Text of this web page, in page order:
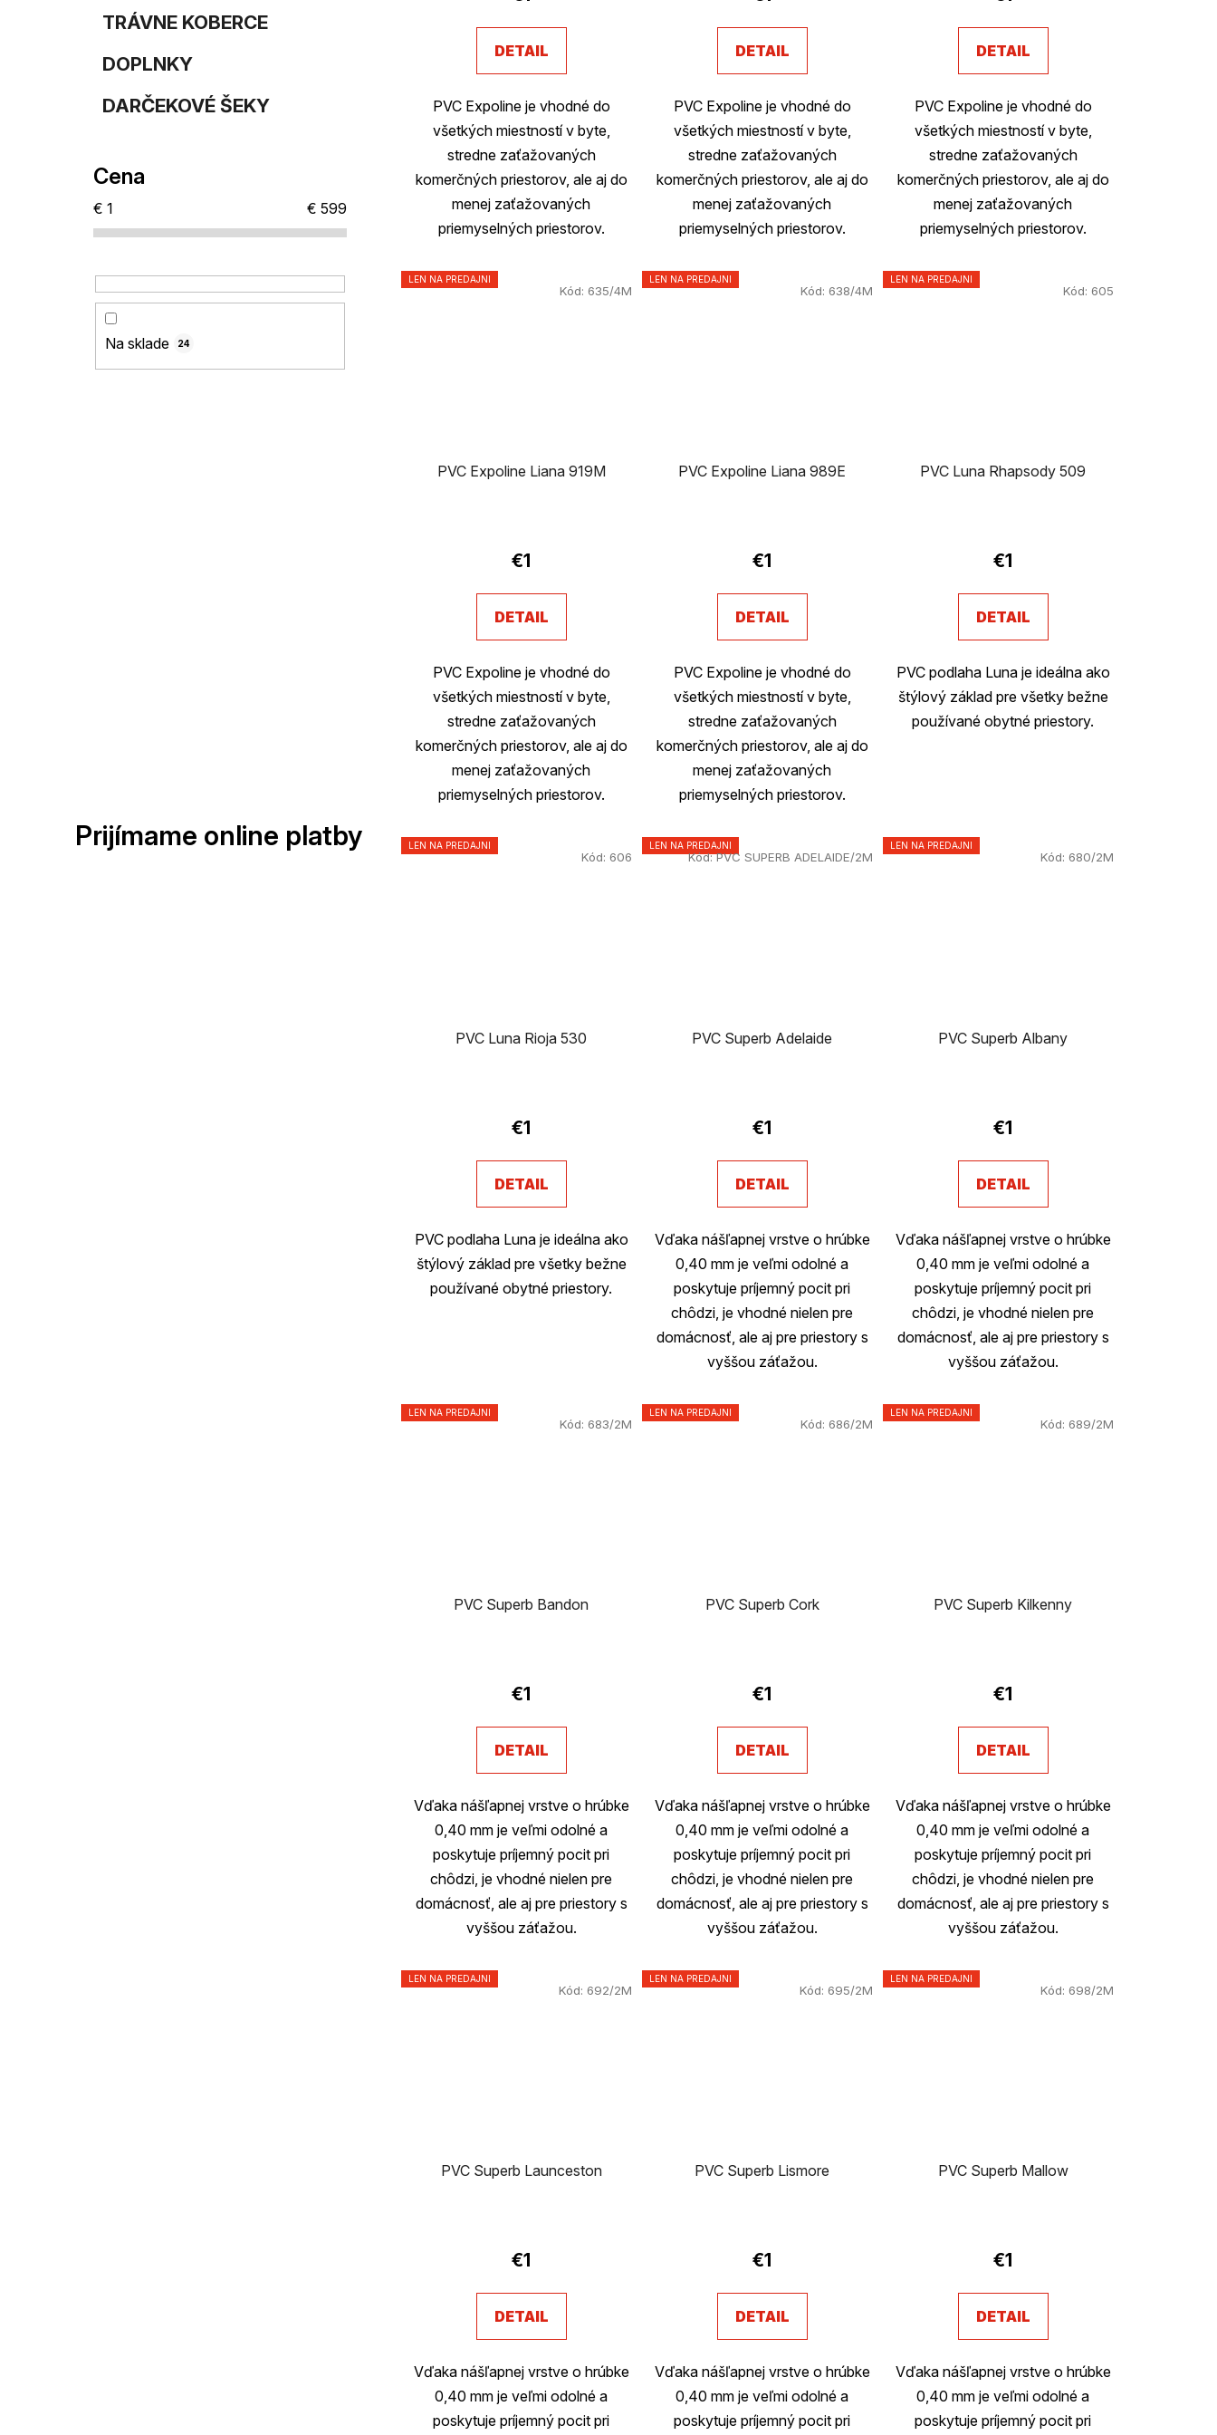
TRÁVNE KOBERCE
DOPLNKY
DARČEKOVÉ ŠEKY
Cena
€ 1 € 599
Na sklade 24
Prijímame online platby
t
o
v
v
DETAIL
PVC Expoline je vhodné do
všetkých miestností v byte,
stredne zaťažovaných
komerčných priestorov, ale aj do
menej zaťažovaných
priemyselných priestorov.
DETAIL
PVC Expoline je vhodné do
všetkých miestností v byte,
stredne zaťažovaných
komerčných priestorov, ale aj do
menej zaťažovaných
priemyselných priestorov.
DETAIL
PVC Expoline je vhodné do
všetkých miestností v byte,
stredne zaťažovaných
komerčných priestorov, ale aj do
menej zaťažovaných
priemyselných priestorov.
LEN NA PREDAJNI
PVC Expoline Liana 919M
hodnotenie
je
3,2
5
hviezdičiek.
€1
DETAIL
PVC Expoline je vhodné do
všetkých miestností v byte,
stredne zaťažovaných
komerčných priestorov, ale aj do
menej zaťažovaných
priemyselných priestorov.
Kód: 635/4M
LEN NA PREDAJNI
PVC Expoline Liana 989E
€1
DETAIL
PVC Expoline je vhodné do
všetkých miestností v byte,
stredne zaťažovaných
komerčných priestorov, ale aj do
menej zaťažovaných
priemyselných priestorov.
Kód: 638/4M
LEN NA PREDAJNI
PVC Luna Rhapsody 509
€1
DETAIL
PVC podlaha Luna je ideálna ako
štýlový základ pre všetky bežne
používané obytné priestory.
Kód: 605
LEN NA PREDAJNI
PVC Luna Rioja 530
€1
DETAIL
PVC podlaha Luna je ideálna ako
štýlový základ pre všetky bežne
používané obytné priestory.
Kód: 606
LEN NA PREDAJNI
PVC Superb Adelaide
€1
DETAIL
Vďaka nášľapnej vrstve o hrúbke
0,40 mm je veľmi odolné a
poskytuje príjemný pocit pri
chôdzi, je vhodné nielen pre
domácnosť, ale aj pre priestory s
vyššou záťažou.
Kód:PVC SUPERB ADELAIDE/2M
LEN NA PREDAJNI
PVC Superb Albany
€1
DETAIL
Vďaka nášľapnej vrstve o hrúbke
0,40 mm je veľmi odolné a
poskytuje príjemný pocit pri
chôdzi, je vhodné nielen pre
domácnosť, ale aj pre priestory s
vyššou záťažou.
Kód: 680/2M
LEN NA PREDAJNI
PVC Superb Bandon
€1
DETAIL
Vďaka nášľapnej vrstve o hrúbke
0,40 mm je veľmi odolné a
poskytuje príjemný pocit pri
chôdzi, je vhodné nielen pre
domácnosť, ale aj pre priestory s
vyššou záťažou.
Kód: 683/2M
LEN NA PREDAJNI
PVC Superb Cork
€1
DETAIL
Vďaka nášľapnej vrstve o hrúbke
0,40 mm je veľmi odolné a
poskytuje príjemný pocit pri
chôdzi, je vhodné nielen pre
domácnosť, ale aj pre priestory s
vyššou záťažou.
Kód: 686/2M
LEN NA PREDAJNI
PVC Superb Kilkenny
€1
DETAIL
Vďaka nášľapnej vrstve o hrúbke
0,40 mm je veľmi odolné a
poskytuje príjemný pocit pri
chôdzi, je vhodné nielen pre
domácnosť, ale aj pre priestory s
vyššou záťažou.
Kód: 689/2M
LEN NA PREDAJNI
PVC Superb Launceston
€1
DETAIL
Vďaka nášľapnej vrstve o hrúbke
0,40 mm je veľmi odolné a
poskytuje príjemný pocit pri
Kód: 692/2M
LEN NA PREDAJNI
PVC Superb Lismore
hodnotenie
je
2,8
5
hviezdičiek.
€1
DETAIL
Vďaka nášľapnej vrstve o hrúbke
0,40 mm je veľmi odolné a
poskytuje príjemný pocit pri
Kód: 695/2M
LEN NA PREDAJNI
PVC Superb Mallow
€1
DETAIL
Vďaka nášľapnej vrstve o hrúbke
0,40 mm je veľmi odolné a
poskytuje príjemný pocit pri
Kód: 698/2M